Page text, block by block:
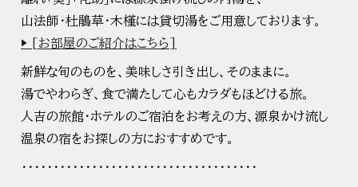
山法師・杜鵑草・木槿には貸切湯をご用意しております。
▶ [お部屋のご紹介はこちら]
新鮮な旬のものを、美味しさ引き出し、そのままに。
湯でやわらぎ、食で満たして心もカラダもほどける旅。
人吉の旅館・ホテルのご宿泊をお考えの方、源泉かけ流し
温泉の宿をお探しの方におすすめです。
・・・・・・・・・・・・・・・・・・・・・・・・・・・・・・・・・・・・・